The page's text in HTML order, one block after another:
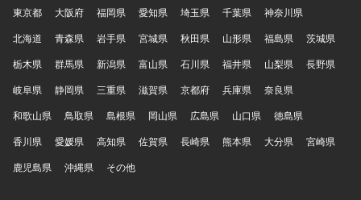
東京都 大阪府 福岡県 愛知県 埼玉県 千葉県
神奈川県
北海道
青森県 岩手県 宮城県 秋田県 山形県 福島県
茨城県
栃木県
群馬県 新潟県 富山県 石川県 福井県 山梨県
長野県
岐阜県
静岡県 三重県 滋賀県 京都府 兵庫県
奈良県
和歌山県
鳥取県 島根県 岡山県 広島県 山口県
徳島県
香川県
愛媛県 高知県 佐賀県 長崎県 熊本県 大分県
宮崎県
鹿児島県
沖縄県 その他